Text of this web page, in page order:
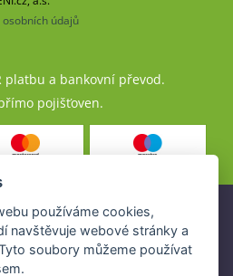
údajů
platbu a bankovní převod.
pojišťoven.
jsou nabízeny společností
na základě platné licence České
banky (ČNB).
používáme cookies,
navštěvuje webové stránky a
soubory můžeme používat